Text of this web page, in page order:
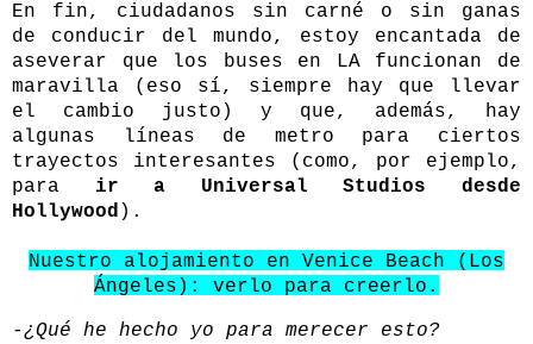
En fin, ciudadanos sin carné o sin ganas
de conducir del mundo, estoy encantada de
aseverar que los buses en LA funcionan de
maravilla (eso sí, siempre hay que llevar
el cambio justo) y que, además, hay
algunas líneas de metro para ciertos
trayectos interesantes (como, por ejemplo,
para ir a Universal Studios desde
Hollywood ).
Nuestro alojamiento en Venice Beach (Los
Ángeles): verlo para creerlo.
-¿Qué he hecho yo para merecer esto?